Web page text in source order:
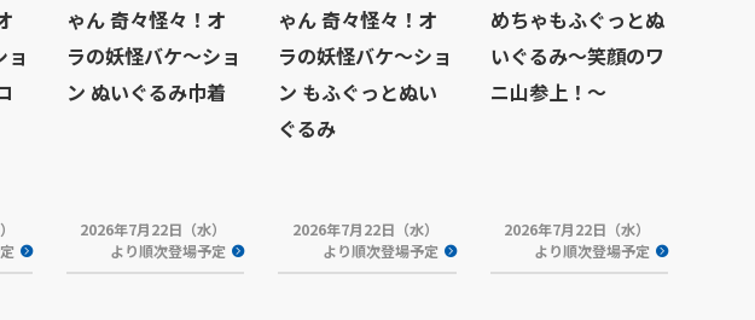
ョ
ゃん 奇々怪々！オ
ラの妖怪バケ～ショ
ン ぬいぐるみ巾着
2026年7月22日（水）
より順次登場予定
ゃん 奇々怪々！オ
ラの妖怪バケ～ショ
ン もふぐっとぬい
ぐるみ
2026年7月22日（水）
より順次登場予定
めちゃもふぐっとぬ
いぐるみ～笑顔のワ
ニ山参上！～
2026年7月22日（水）
より順次登場予定